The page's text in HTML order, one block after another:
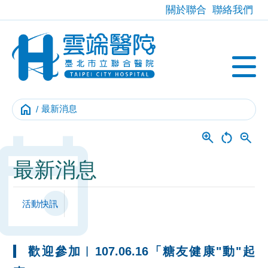
關於聯合 聯絡我們
home 最新消息
最新消息
活動快訊
歡迎參加︱107.06.16「糖友健康"動"起